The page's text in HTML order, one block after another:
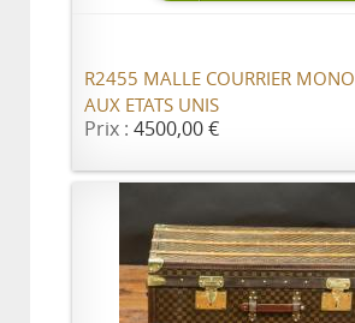
R2455 MALLE COURRIER
AUX ETATS UNIS
Prix : 4500,00 €